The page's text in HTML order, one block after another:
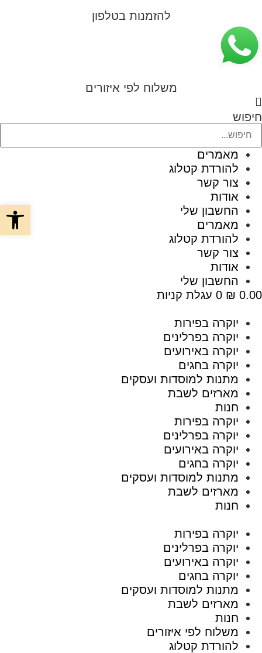
להזמנות בטלפון
משלוח לפי איזורים
חיפוש
מאמרים
להורדת קטלוג
צור קשר
אודות
החשבון שלי
מאמרים
להורדת קטלוג
צור קשר
אודות
החשבון שלי
₪ 0.00
0 עגלת קניות
יוקרה בפירות
יוקרה בפרלינים
יוקרה באירועים
יוקרה בחגים
מתנות למוסדות ועסקים
מארזים לשבת
חנות
יוקרה בפירות
יוקרה בפרלינים
יוקרה באירועים
יוקרה בחגים
מתנות למוסדות ועסקים
מארזים לשבת
חנות
יוקרה בפירות
יוקרה בפרלינים
יוקרה באירועים
יוקרה בחגים
מתנות למוסדות ועסקים
מארזים לשבת
חנות
משלוח לפי איזורים
להורדת קטלוג
פתח